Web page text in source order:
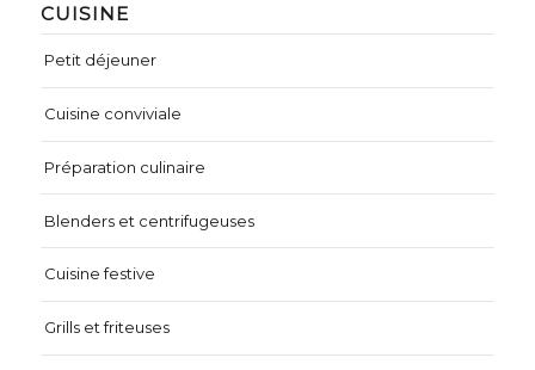
CUISINE
Petit déjeuner
Cuisine conviviale
Préparation culinaire
Blenders et centrifugeuses
Cuisine festive
Grills et friteuses